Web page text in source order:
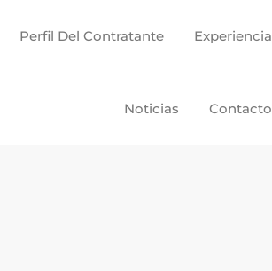
Perfil Del Contratante Experiencia
Noticias Contacto